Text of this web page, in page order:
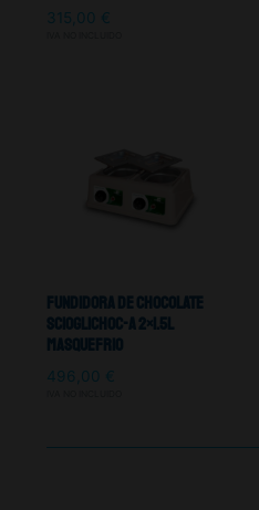
315,00 €
Fundidora De Chocolate
SCIOGLICHOC-A 2×1.5L
Masquefrio
496,00 €